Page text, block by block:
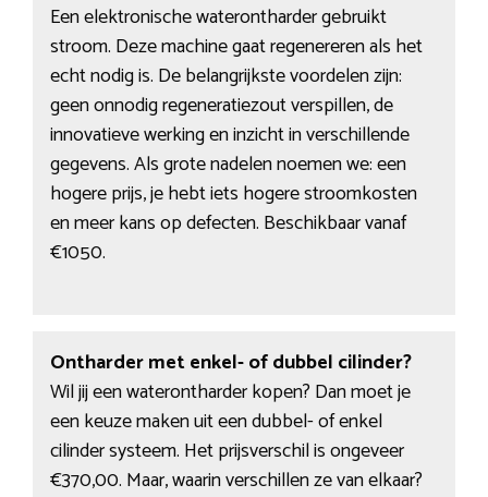
Een elektronische waterontharder gebruikt
stroom. Deze machine gaat regenereren als het
echt nodig is. De belangrijkste voordelen zijn:
geen onnodig regeneratiezout verspillen, de
innovatieve werking en inzicht in verschillende
gegevens. Als grote nadelen noemen we: een
hogere prijs, je hebt iets hogere stroomkosten
en meer kans op defecten. Beschikbaar vanaf
€1050.
Ontharder met enkel- of dubbel cilinder?
Wil jij een waterontharder kopen? Dan moet je
een keuze maken uit een dubbel- of enkel
cilinder systeem. Het prijsverschil is ongeveer
€370,00. Maar, waarin verschillen ze van elkaar?